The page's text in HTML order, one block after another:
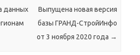
данных
Выпущена новая версия
базы ГРАНД-СтройИнфо
от 3 ноября 2020 года →